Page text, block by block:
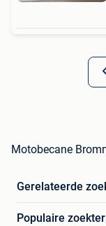
Motobecane
Gerelateerde
Populaire